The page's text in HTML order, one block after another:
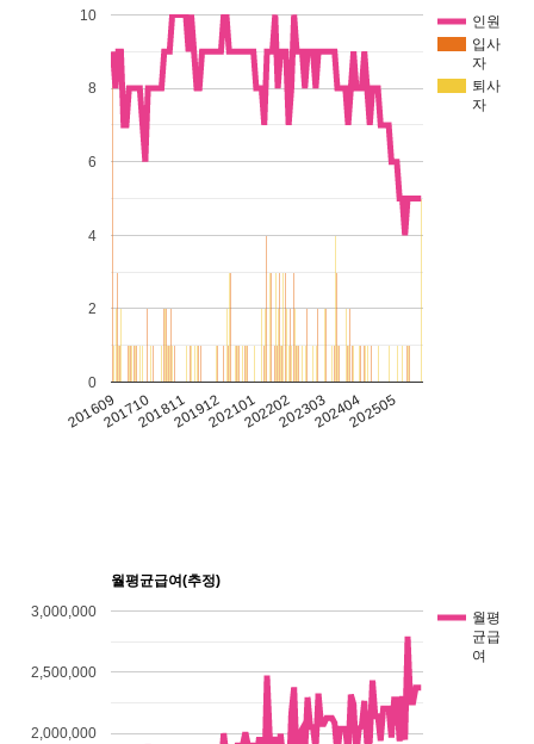
인원
입사
자
퇴사
자
201609201710201811201912202101202202202303202404202505
0
2
4
6
8
10
월평균급여(추정)
월평
균급
여
2,000,000
2,500,000
3,000,000